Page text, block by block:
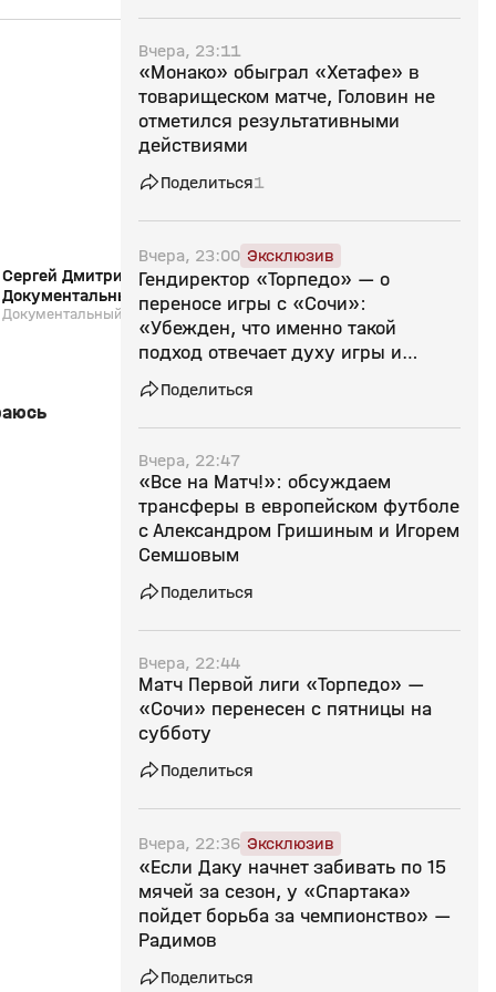
Сергей Дмитриев: «В Зенит, домой!».
Документальный фильм
Документальный фильм
0+
Страна смотрит
24.07.2026
Выпуск от 24.07.2026
Вчера, 23:11
«Монако» обыграл «Хетафе» в
товарищеском матче, Головин не
отметился результативными
действиями
Поделиться1
Вчера, 23:00 Эксклюзив
Гендиректор «Торпедо» — о
переносе игры с «Сочи»:
«Убежден, что именно такой
подход отвечает духу игры и
ценностям российского футбола»
Поделиться
Вчера, 22:47
«Все на Матч!»: обсуждаем
трансферы в европейском футболе
с Александром Гришиным и Игорем
Семшовым
Поделиться
Вчера, 22:44
Матч Первой лиги «Торпедо» —
«Сочи» перенесен с пятницы на
субботу
Поделиться
Вчера, 22:36 Эксклюзив
«Если Даку начнет забивать по 15
мячей за сезон, у «Спартака»
пойдет борьба за чемпионство» —
Радимов
Поделиться